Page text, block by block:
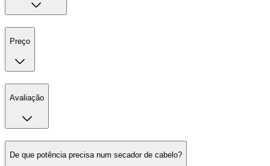
Preço
Avaliação
De que potência precisa num secador de cabelo?